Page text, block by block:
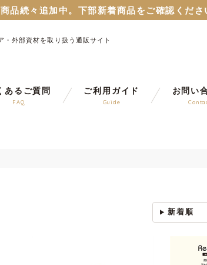
品続々追加中。下部新着商品をご確認くださ
品続々追加中。下部新着商品をご確認くださ
・外部資材を取り扱う通販サイト
あるご質問
FAQ
ご利用ガイド
Guide
お問い
新着順